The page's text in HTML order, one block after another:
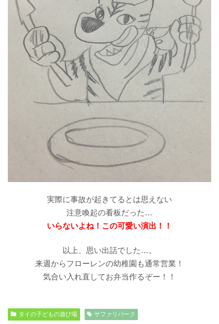
実際に事故が起きてるとは思えない
注意喚起の看板だった…
いらないよね！この可愛い演出！！
以上、思い出話でした…。
来週からフローレンの幼稚園も通常営業！
気合い入れ直してお弁当作るぞー！！
タイの子どもの遊び場 サファリパーク